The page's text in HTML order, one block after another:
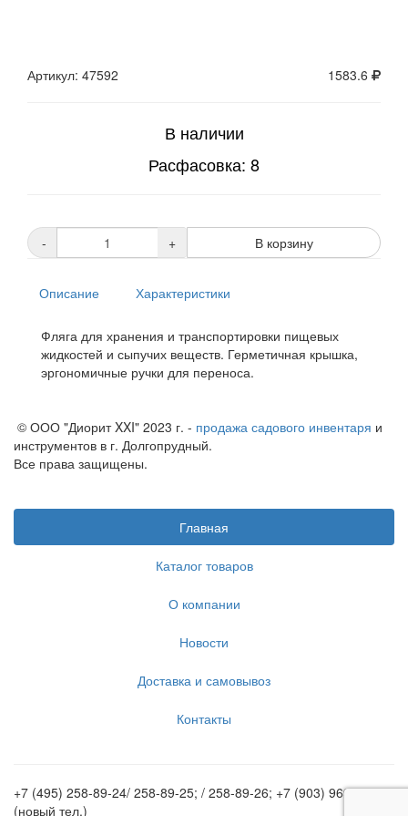
Артикул: 47592 1583.6
В наличии
Расфасовка: 8
- + В корзину
Описание Характеристики
Фляга для хранения и транспортировки пищевых
жидкостей и сыпучих веществ. Герметичная крышка,
эргономичные ручки для переноса.
© ООО "Диорит XXI" 2023 г. - продажа садового инвентаря и
инструментов в г. Долгопрудный.
Все права защищены.
Главная
Каталог товаров
О компании
Новости
Доставка и самовывоз
Контакты
+7 (495) 258-89-24/ 258-89-25; / 258-89-26; +7 (903) 969-62-20
(новый тел.)